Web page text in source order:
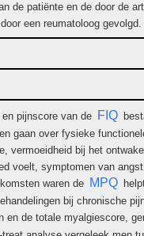
de patiënte en de door de
een reumatoloog gevolgd.
pijnscore van de FIQ
gaan over fysieke
vermoeidheid bij het
voelt, symptomen van
waren de MPQ
bij chronische
en de totale myalgiescore,